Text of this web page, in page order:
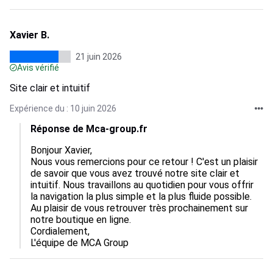
Xavier B.
21 juin 2026
Avis vérifié
Site clair et intuitif
Expérience du : 10 juin 2026
Réponse de Mca-group.fr
Bonjour Xavier,
Nous vous remercions pour ce retour ! C'est un plaisir
de savoir que vous avez trouvé notre site clair et
intuitif. Nous travaillons au quotidien pour vous offrir
la navigation la plus simple et la plus fluide possible.
Au plaisir de vous retrouver très prochainement sur
notre boutique en ligne.
Cordialement,
L'équipe de MCA Group